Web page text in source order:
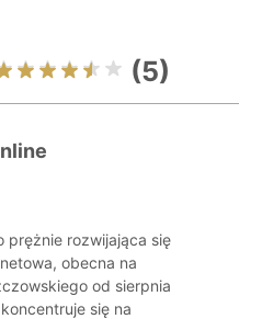
(5)
prężnie rozwijająca się
obecna na
od sierpnia
się na